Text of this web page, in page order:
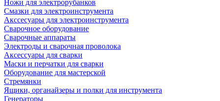
Ножи для электрорубанков
Смазки для электроинструмента
Акссесуары для электроинструмента
Сварочное оборудование
Сварочные аппараты
Электроды и сварочная проволока
Аксессуары для сварки
Маски и перчатки для сварки
Оборудование для мастерской
Стремянки
Ящики, органайзеры и полки для инструмента
Генераторы